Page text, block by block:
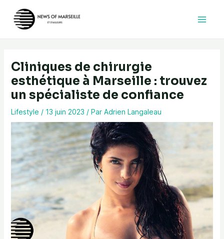
contenu
Cliniques de chirurgie
esthétique à Marseille : trouvez
un spécialiste de confiance
Lifestyle / 13 juin 2023 / Par Adrien Langaleau